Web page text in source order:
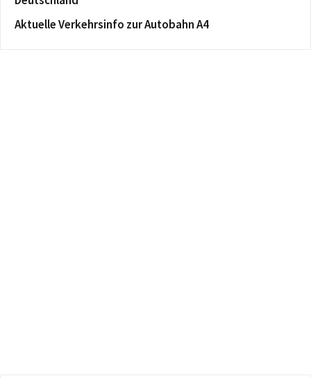
Aktuelle Verkehrsinfo zur Autobahn A4